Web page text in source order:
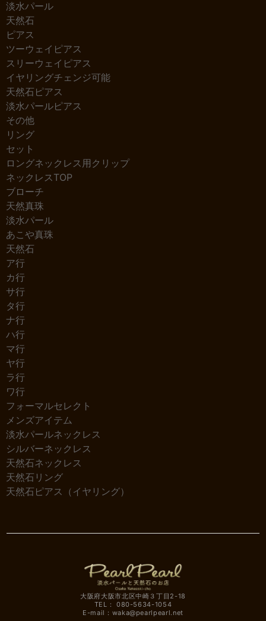
淡水パール
天然石
ピアス
ツーウェイピアス
スリーウェイピアス
イヤリングチェンジ可能
天然石ピアス
淡水パールピアス
その他
リング
セット
ロングネックレス用クリップ
ネックレスTOP
ブローチ
天然真珠
淡水パール
あこや真珠
天然石
ア行
カ行
サ行
タ行
ナ行
ハ行
マ行
ヤ行
ラ行
ワ行
フォーマルセレクト
メンズアイテム
淡水パールネックレス
シルバーネックレス
天然石ネックレス
天然石リング
天然石ピアス（イヤリング）
大阪府大阪市北区中崎３丁目2-18
TEL： 080-5634-1054
E-mail： waka@pearlpearl.net